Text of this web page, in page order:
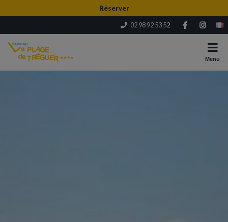
Réserver
02 98 92 53 52
Menu